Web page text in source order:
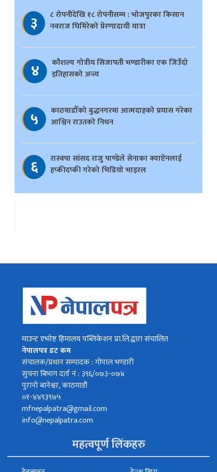
३
८ रोपनीदेखि १८ रोपनीसम्म : भोजपुरका किसान
नवराज घिमिरेको प्रेरणादायी यात्रा
४
काैशल्य गोत्रीय सिजापती भण्डारीका एक जिउँदो
इतिहासको अन्त्य
५
काठमाडौँको बुद्धनगरमा आत्मदाहको प्रयास गरेका
आश्विन राउतको निधन
६
रास्वपा सांसद राजु पाण्डेले सेनाका क्याप्टेनलाई
हप्कीदप्की गरेको भिडियो भाइरल
माउन्ट एभरेष्ट हिमालय पब्लिकेशन प्रा.लि.द्वारा संचालित
नेपालपत्र डट कम
संचालक/प्रधान सम्पादक : गोपाल भण्डारी
सुचना बिभाग दर्ता नं : ३९६/०७३-०७४
पुरानो बानेश्वर, काठमाडौं
०१-४४९३९७५
mfnepalpatra@gmail.com
info@nepalpatra.com
महत्वपूर्ण लिंकहरु